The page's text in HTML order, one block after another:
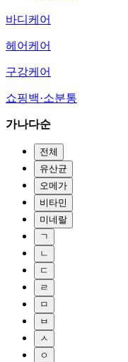
바디케어
헤어케어
구강케어
쇼핑백·소분통
가나다순
전체
유산균
오메가
비타민
미네랄
ㄱ
ㄴ
ㄷ
ㄹ
ㅁ
ㅂ
ㅅ
ㅇ